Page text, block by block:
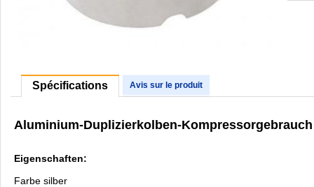
Spécifications Avis sur le produit
Aluminium-Duplizierkolben-
Eigenschaften:
Farbe silber